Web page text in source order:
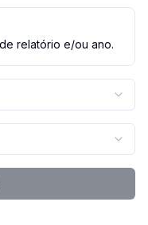
relatório e/ou ano.